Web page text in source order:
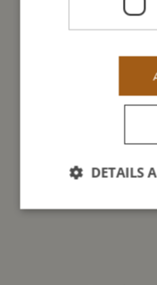
Daraus bin ich gemacht
Meine DatenDETAILS